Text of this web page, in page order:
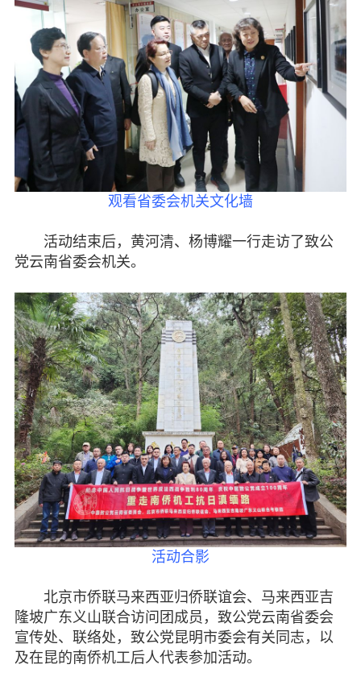
观看省委会机关文化墙
活动结束后，黄河清、杨博耀一行走访了致公
党云南省委会机关。
活动合影
北京市侨联马来西亚归侨联谊会、马来西亚吉
隆坡广东义山联合访问团成员，致公党云南省委会
宣传处、联络处，致公党昆明市委会有关同志，以
及在昆的南侨机工后人代表参加活动。